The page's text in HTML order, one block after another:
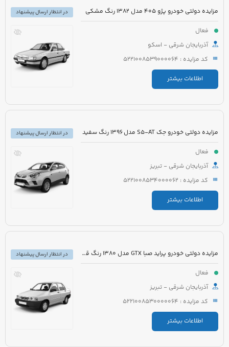
مزایده دولتی خودرو پژو 405 مدل 1382 رنگ مشکی
فعال
آذربایجان شرقی - اسکو
کد مزایده : 5221008539000064
اطلاعات بیشتر
در انتظار ارسال پیشنهاد
مزایده دولتی خودرو جک S5-AT مدل 1396 رنگ سفید
فعال
آذربایجان شرقی - تبریز
کد مزایده : 5221008534000062
اطلاعات بیشتر
در انتظار ارسال پیشنهاد
مزایده دولتی خودرو پراید صبا GTX مدل 1380 رنگ قرمز
فعال
آذربایجان شرقی - تبریز
کد مزایده : 5221008530000064
اطلاعات بیشتر
در انتظار ارسال پیشنهاد